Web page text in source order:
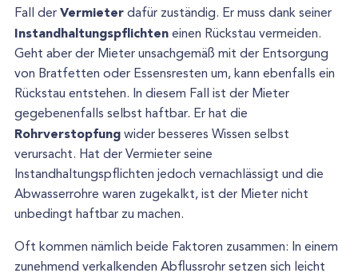
Fall der Vermieter dafür zuständig. Er muss dank seiner
Instandhaltungspflichten einen Rückstau vermeiden.
Geht aber der Mieter unsachgemäß mit der Entsorgung
von Bratfetten oder Essensresten um, kann ebenfalls ein
Rückstau entstehen. In diesem Fall ist der Mieter
gegebenenfalls selbst haftbar. Er hat die
Rohrverstopfung wider besseres Wissen selbst
verursacht. Hat der Vermieter seine
Instandhaltungspflichten jedoch vernachlässigt und die
Abwasserrohre waren zugekalkt, ist der Mieter nicht
unbedingt haftbar zu machen.
Oft kommen nämlich beide Faktoren zusammen: In einem
zunehmend verkalkenden Abflussrohr setzen sich leicht